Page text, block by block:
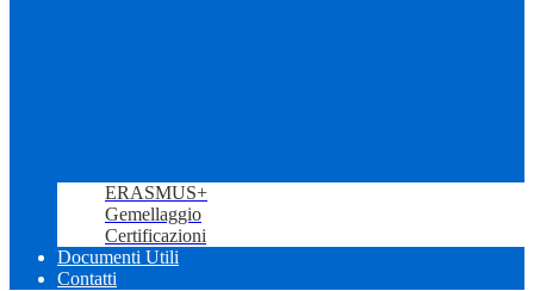
ERASMUS+
Gemellaggio
Certificazioni
Documenti Utili
Contatti